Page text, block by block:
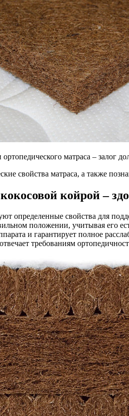
матраса – залог
свойства матраса, а также
койрой –
определенные свойства для
положении, учитывая его
и гарантирует полное
требованиям